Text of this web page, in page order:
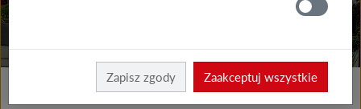
Zapisz zgody Zaakceptuj wszystkie